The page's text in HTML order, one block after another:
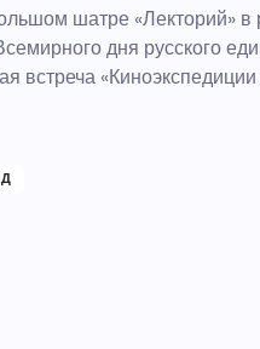
шатре «Лекторий» в
дня русского
встреча